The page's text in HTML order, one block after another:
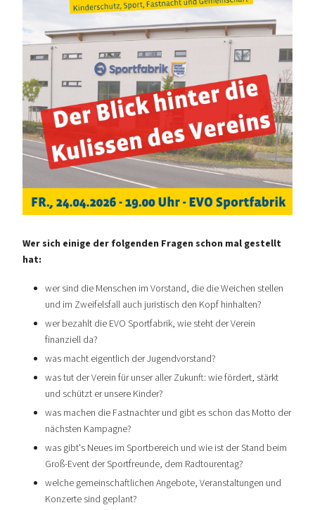
Wer sich einige der folgenden Fragen schon mal gestellt
hat:
wer sind die Menschen im Vorstand, die die Weichen stellen
und im Zweifelsfall auch juristisch den Kopf hinhalten?
wer bezahlt die EVO Sportfabrik, wie steht der Verein
finanziell da?
was macht eigentlich der Jugendvorstand?
was tut der Verein für unser aller Zukunft: wie fördert, stärkt
und schützt er unsere Kinder?
was machen die Fastnachter und gibt es schon das Motto der
nächsten Kampagne?
was gibt's Neues im Sportbereich und wie ist der Stand beim
Groß-Event der Sportfreunde, dem Radtourentag?
welche gemeinschaftlichen Angebote, Veranstaltungen und
Konzerte sind geplant?